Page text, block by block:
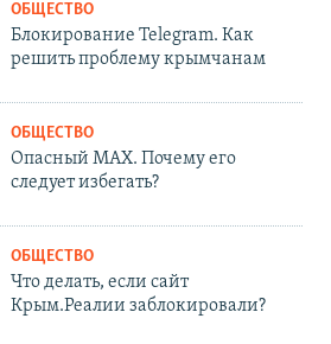
ОБЩЕСТВО
Блокирование Telegram. Как
решить проблему крымчанам
ОБЩЕСТВО
Опасный MAX. Почему его
следует избегать?
ОБЩЕСТВО
Что делать, если сайт
Крым.Реалии заблокировали?